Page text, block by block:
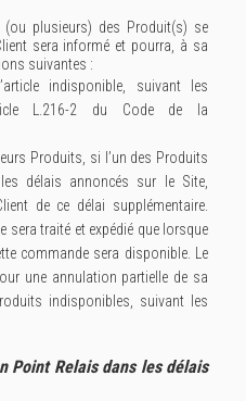
plusieurs) des Produit(s) se
sera informé et pourra, à sa
suivantes :
indisponible, suivant les
L.216-2 du Code de la
Produits, si l’un des Produits
délais annoncés sur le Site,
de ce délai supplémentaire.
sera traité et expédié que lorsque
commande sera disponible. Le
une annulation partielle de sa
indisponibles, suivant les
Point Relais dans les délais